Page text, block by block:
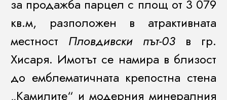
за продажба парцел с площ от 3 079
кв.м, разположен в атрактивната
местност Пловдивски път-03 в гр.
Хисаря. Имотът се намира в близост
до емблематичната крепостна стена
„Камилите“ и модерния минералния